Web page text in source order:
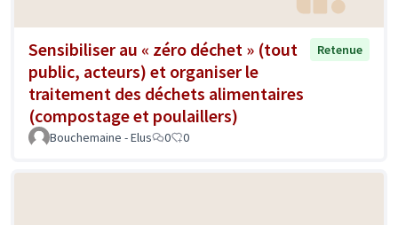
Sensibiliser au « zéro déchet » (tout
public, acteurs) et organiser le
traitement des déchets alimentaires
(compostage et poulaillers)
Retenue
Bouchemaine - Elus 0 0